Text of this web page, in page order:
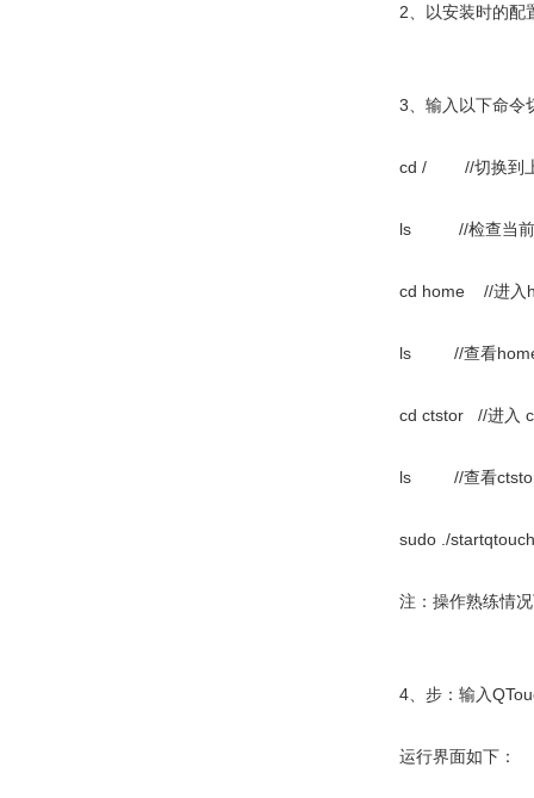
2、以安装时的配
3、输入以下命令
cd / //切换到上
ls //检查当前
cd home //进入
ls //查看home
cd ctstor //进入
ls //查看ctstor
sudo ./
注：操作熟练情
4、步：输入
运行界面如下：